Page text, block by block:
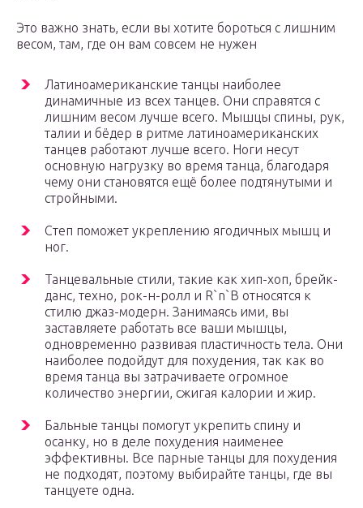
Это важно знать, если вы хотите бороться с лишним
весом, там, где он вам совсем не нужен
Латиноамериканские танцы наиболее
динамичные из всех танцев. Они справятся с
лишним весом лучше всего. Мышцы спины, рук,
талии и бёдер в ритме латиноамериканских
танцев работают лучше всего. Ноги несут
основную нагрузку во время танца, благодаря
чему они становятся ещё более подтянутыми и
стройными.
Степ поможет укреплению ягодичных мышц и
ног.
Танцевальные стили, такие как хип-хоп, брейк-
данс, техно, рок-н-ролл и R`n`B относятся к
стилю джаз-модерн. Занимаясь ими, вы
заставляете работать все ваши мышцы,
одновременно развивая пластичность тела. Они
наиболее подойдут для похудения, так как во
время танца вы затрачиваете огромное
количество энергии, сжигая калории и жир.
Бальные танцы помогут укрепить спину и
осанку, но в деле похудения наименее
эффективны. Все парные танцы для похудения
не подходят, поэтому выбирайте танцы, где вы
танцуете одна.